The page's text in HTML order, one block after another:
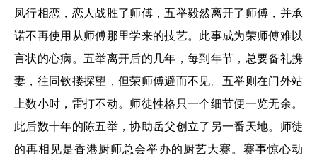
凤行相恋，恋人战胜了师傅，五举毅然离开了师傅，并承
诺不再使用从师傅那里学来的技艺。此事成为荣师傅难以
言状的心病。五举离开后的几年，每到年节，总要备礼携
妻，往同钦搂探望，但荣师傅避而不见。五举则在门外站
上数小时，雷打不动。师徒性格只一个细节便一览无余。
此后数十年的陈五举，协助岳父创立了另一番天地。师徒
的再相见是香港厨师总会举办的厨艺大赛。赛事惊心动